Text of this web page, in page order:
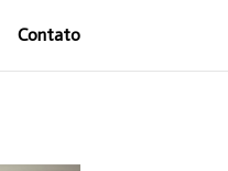
Contato